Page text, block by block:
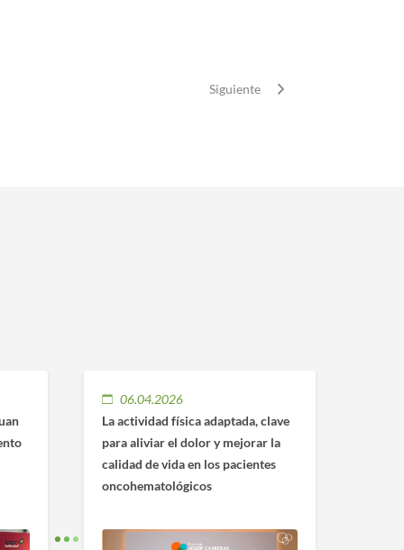
Siguiente
06.04.2026
La actividad física adaptada, clave
para aliviar el dolor y mejorar la
calidad de vida en los pacientes
oncohematológicos